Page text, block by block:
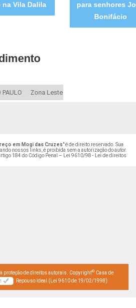
na Vila Dalila
para senhores
Bonifácio
PAULO Zona Leste
em Mogi das Cruzes" é de direito reservado. Sua
nossos links, é proibida sem a autorização do autor.
184 do Código Penal –
Lei 9610/98 - Lei de direitos
proteção de direitos autorais. Copyright© Casa de
Repouso Ideal (Lei 9610 de 19/02/1998)